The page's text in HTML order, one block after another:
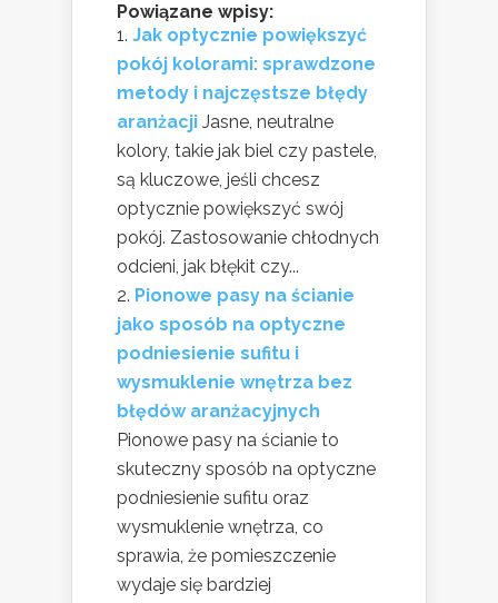
Powiązane wpisy:
Jak optycznie powiększyć
pokój kolorami: sprawdzone
metody i najczęstsze błędy
aranżacji Jasne, neutralne
kolory, takie jak biel czy pastele,
są kluczowe, jeśli chcesz
optycznie powiększyć swój
pokój. Zastosowanie chłodnych
odcieni, jak błękit czy...
Pionowe pasy na ścianie
jako sposób na optyczne
podniesienie sufitu i
wysmuklenie wnętrza bez
błędów aranżacyjnych
Pionowe pasy na ścianie to
skuteczny sposób na optyczne
podniesienie sufitu oraz
wysmuklenie wnętrza, co
sprawia, że pomieszczenie
wydaje się bardziej